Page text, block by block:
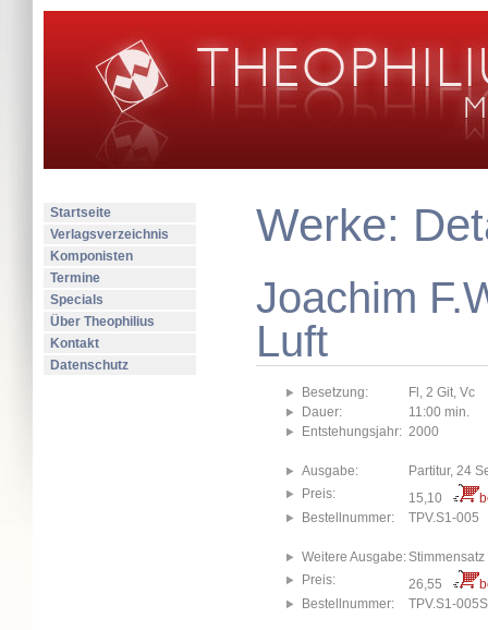
Startseite
Verlagsverzeichnis
Komponisten
Termine
Specials
Über Theophilius
Kontakt
Datenschutz
Werke:
Joachim
Luft
Besetzung:
Fl, 2 Git, Vc
Dauer:
11:00 min.
Entstehungsjahr: 2000
Ausgabe:
Partitur, 24
Preis:
15,10
Bestellnummer:
TPV.S1-005
Weitere Ausgabe:
Preis:
26,55
Bestellnummer:
TPV.S1-005S